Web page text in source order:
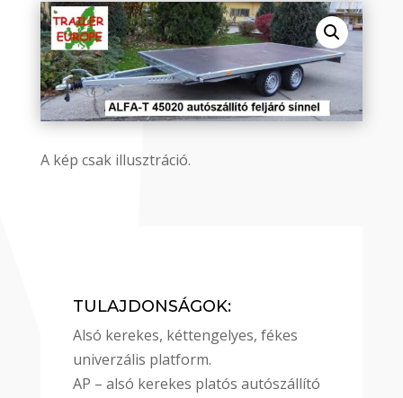
A kép csak illusztráció.
TULAJDONSÁGOK:
Alsó kerekes, kéttengelyes, fékes
univerzális platform.
AP – alsó kerekes platós autószállító